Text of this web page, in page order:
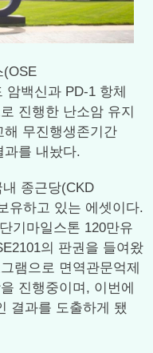
(OSE
암백신과 PD-1 항체
진행한 난소암 유지
무진행생존기간
과를 내놨다.
내 종근당(CKD
유하고 있는 에셋이다.
기마일스톤 120만유
의 판권을 들여왔
램으로 면역관문억제
진행중이며, 이번에
결과를 도출하게 됐